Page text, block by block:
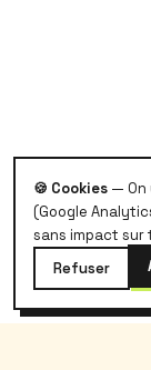
🍪 Cookies — On
(Google
sans impact sur
Refuser